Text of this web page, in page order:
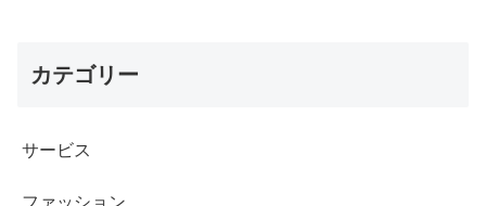
カテゴリー
サービス